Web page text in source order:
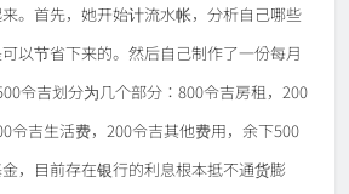
。首先，她开始计流水帐，分析自己哪些
以节省下来的。然后自己制作了一份每月
令吉划分为几个部分：800令吉房租，200
令吉生活费，200令吉其他费用，余下500
，目前存在银行的利息根本抵不通货膨